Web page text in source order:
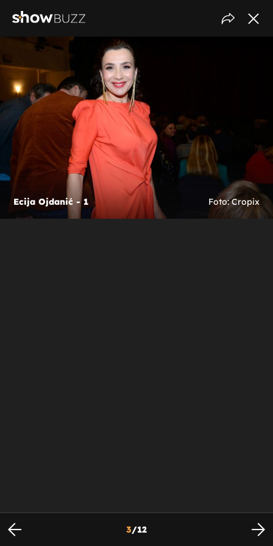
Ecija Ojdanić - 1 Foto: Cropix
3/12